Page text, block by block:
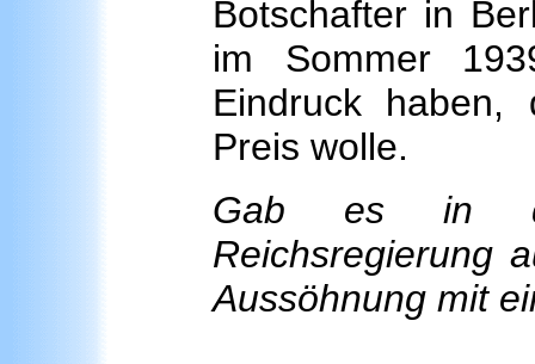
Botschafter in
im Sommer
Eindruck
Preis wolle.
Gab es in
Reichsregierung
Aussöhnung mit